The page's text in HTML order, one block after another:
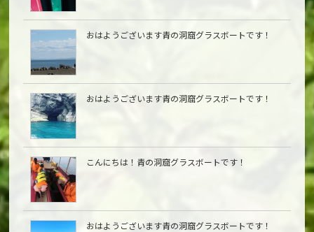
おはようございます青の洞窟グラスボートです！
おはようございます青の洞窟グラスボートです！
こんにちは︎！青の洞窟グラスボートです！
おはようございます青の洞窟グラスボートです！